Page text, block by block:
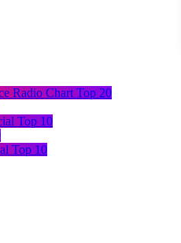
Radio Chart Top 20
Top 10
Top 10